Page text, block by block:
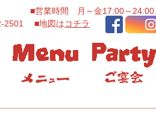
■営業時間 月～金17:00～24:00
2501 ■地図はコチラ